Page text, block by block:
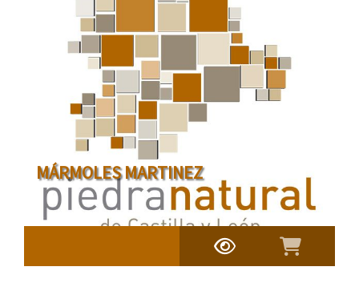
MÁRMOLES MARTINEZ